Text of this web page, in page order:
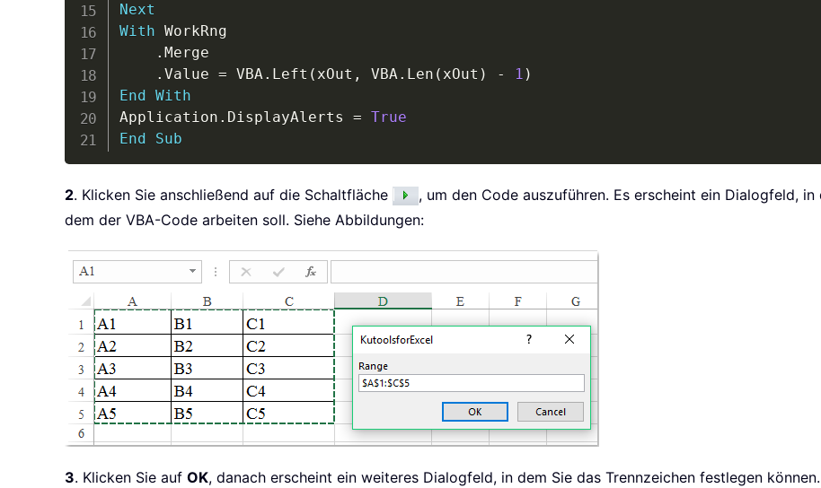
Next
With WorkRng
. Merge
. Value = VBA. Left ( xOut , VBA. Len ( xOut ) - 1 )
End
With
Application . DisplayAlerts = True
End
Sub
2. Klicken Sie anschließend auf die Schaltfläche
, um den Code auszuführen. Es erscheint ein Dialogfeld,
dem der VBA-Code arbeiten soll. Siehe Abbildungen:
3. Klicken Sie auf OK, danach erscheint ein weiteres Dialogfeld, in dem Sie das Trennzeichen festlegen